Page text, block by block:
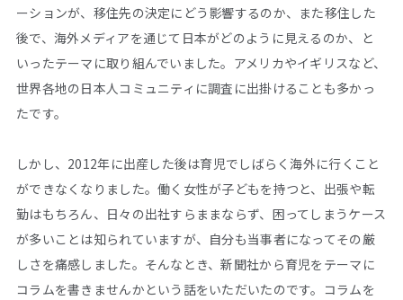
ーションが、移住先の決定にどう影響するのか、また移住した
後で、海外メディアを通じて日本がどのように見えるのか、と
いったテーマに取り組んでいました。アメリカやイギリスなど、
世界各地の日本人コミュニティに調査に出掛けることも多かっ
たです。
しかし、2012年に出産した後は育児でしばらく海外に行くこと
ができなくなりました。働く女性が子どもを持つと、出張や転
勤はもちろん、日々の出社すらままならず、困ってしまうケース
が多いことは知られていますが、自分も当事者になってその厳
しさを痛感しました。そんなとき、新聞社から育児をテーマに
コラムを書きませんかという話をいただいたのです。コラムを